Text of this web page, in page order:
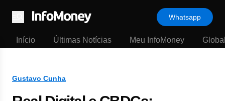
Menu
Whatsapp
Início Últimas Notícias Meu InfoMoney
Gustavo Cunha